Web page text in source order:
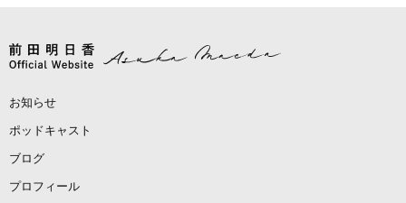
お知らせ
ポッドキャスト
ブログ
プロフィール